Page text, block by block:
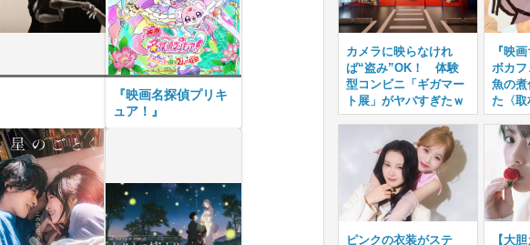
『映画名探偵プリキ
ュア！』
カメラに映らなけれ
ば“盗み”OK！ 体験
型コンビニ「ギガマー
ト展」がヤバすぎたｗ
『映
ボカ
魚の煮
た〈取
ピンクの衣装がステ 【大